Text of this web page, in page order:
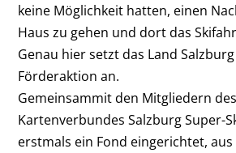
keine Möglichkeit hatten, einen
Haus zu gehen und dort das
Genau hier setzt das Land
Förderaktion an.
Gemeinsammit den Mitgliedern des
Kartenverbundes Salzburg Super-
erstmals ein Fond eingerichtet, aus